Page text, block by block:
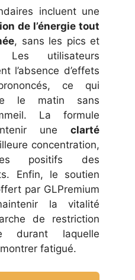
incluent une
de l’énergie tout
, sans les pics et
Les utilisateurs
l’absence d’effets
ce qui
le matin sans
La formule
une clarté
concentration,
positifs des
Enfin, le soutien
par GLPremium
la vitalité
de restriction
durant laquelle
fatigué.